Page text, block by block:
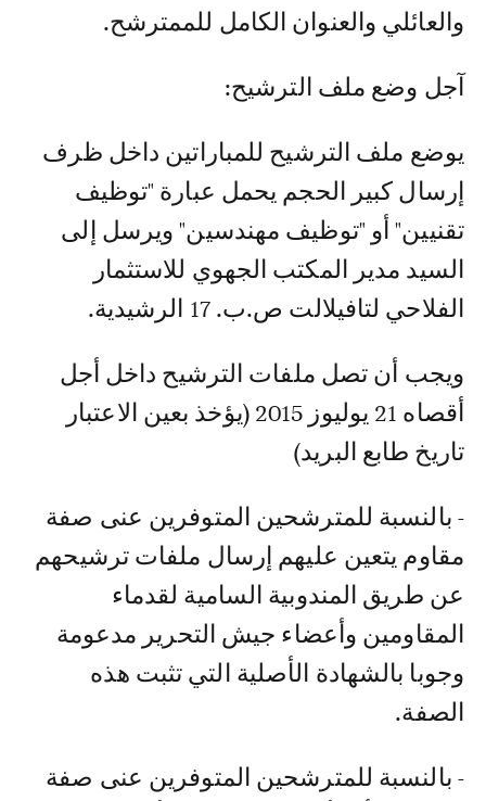
والعائلي والعنوان الكامل للممترشح.
آجل وضع ملف الترشيح:
يوضع ملف الترشيح للمباراتين داخل ظرف
إرسال كبير الحجم يحمل عبارة "توظيف
تقنيين" أو "توظيف مهندسين" ويرسل إلى
السيد مدير المكتب الجهوي للاستثمار
الفلاحي لتافيلالت ص.ب. 17 الرشيدية.
ويجب أن تصل ملفات الترشيح داخل أجل
أقصاه 21 يوليوز 2015 (يؤخذ بعين الاعتبار
تاريخ طابع البريد)
- بالنسبة للمترشحين المتوفرين عنى صفة
مقاوم يتعين عليهم إرسال ملفات ترشيحهم
عن طريق المندوبية السامية لقدماء
المقاومين وأعضاء جيش التحرير مدعومة
وجوبا بالشهادة الأصلية التي تثبت هذه
الصفة.
- بالنسبة للمترشحين المتوفرين عنى صفة